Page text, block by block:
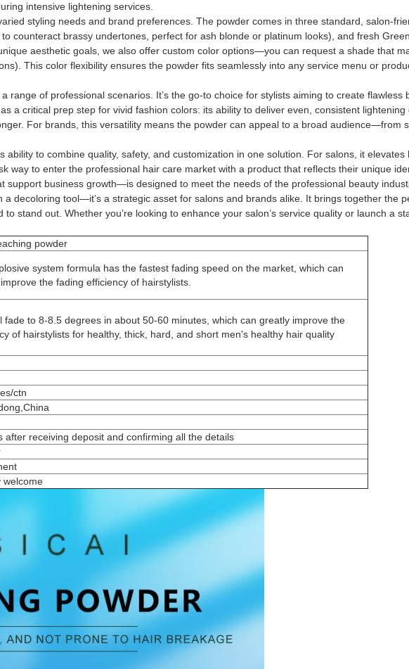
intensive lightening services.
styling needs and brand preferences. The powder comes in three standard, salon-
counteract brassy undertones, perfect for ash blonde or platinum looks), and fresh
aesthetic goals, we also offer custom color options—you can request a shade that
This color flexibility ensures the powder fits seamlessly into any service menu or
range of professional scenarios. It’s the go-to choice for stylists aiming to create
a critical prep step for vivid fashion colors: its ability to deliver even, consistent
For brands, this versatility means the powder can appeal to a broad audience—from
ability to combine quality, safety, and customization in one solution. For salons, it
way to enter the professional hair care market with a product that reflects their unique
support business growth—is designed to meet the needs of the professional beauty
decoloring tool—it’s a strategic asset for salons and brands alike. It brings together the
stand out. Whether you’re looking to enhance your salon’s service quality or launch a
powder
system formula has the fastest fading speed on the market, which can
the fading efficiency of hairstylists.
fade to 8-8.5 degrees in about 50-60 minutes, which can greatly improve the
of hairstylists for healthy, thick, hard, and short men's healthy hair quality
ctn
after receiving deposit and confirming all the details
welcome